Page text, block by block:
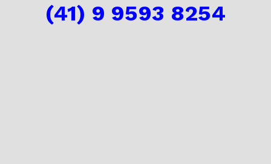
(41) 9 9593 8254